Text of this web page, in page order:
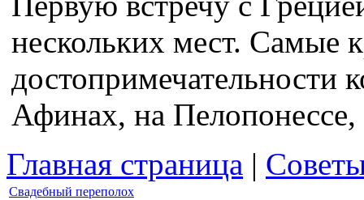
нескольких мест. Самые
достопримечательности
Афинах, на
Главная страница |
Свадебный переполох